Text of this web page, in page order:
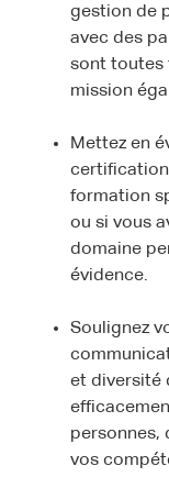
gestion de
avec des
sont toutes
mission
Mettez en
certification
formation
ou si vous
domaine
évidence.
Soulignez
et diversité
personnes,
vos